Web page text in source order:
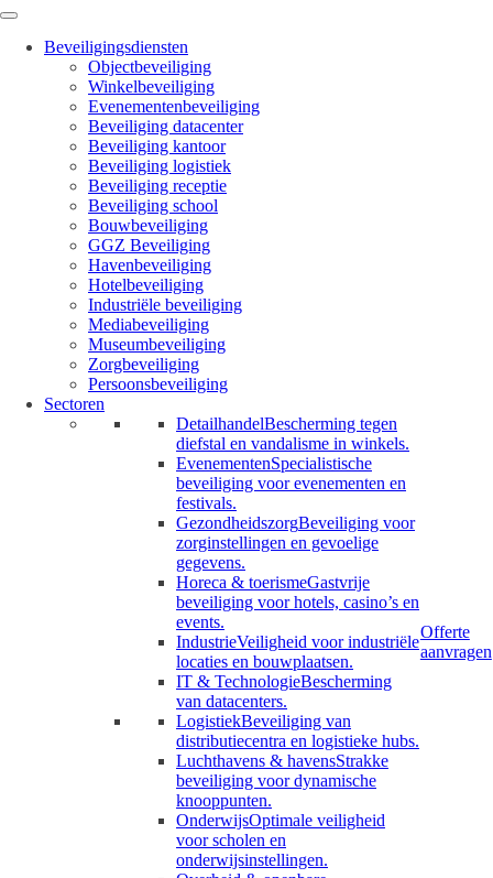
Beveiligingsdiensten
Objectbeveiliging
Winkelbeveiliging
Evenementenbeveiliging
Beveiliging datacenter
Beveiliging kantoor
Beveiliging logistiek
Beveiliging receptie
Beveiliging school
Bouwbeveiliging
GGZ Beveiliging
Havenbeveiliging
Hotelbeveiliging
Industriële beveiliging
Mediabeveiliging
Museumbeveiliging
Zorgbeveiliging
Persoonsbeveiliging
Sectoren
DetailhandelBescherming tegen
diefstal en vandalisme in winkels.
EvenementenSpecialistische
beveiliging voor evenementen en
festivals.
GezondheidszorgBeveiliging voor
zorginstellingen en gevoelige
gegevens.
Horeca & toerismeGastvrije
beveiliging voor hotels, casino’s en
events.
IndustrieVeiligheid voor industriële
locaties en bouwplaatsen.
IT & TechnologieBescherming
van datacenters.
LogistiekBeveiliging van
distributiecentra en logistieke hubs.
Luchthavens & havensStrakke
beveiliging voor dynamische
knooppunten.
OnderwijsOptimale veiligheid
voor scholen en
onderwijsinstellingen.
Offerte
aanvragen